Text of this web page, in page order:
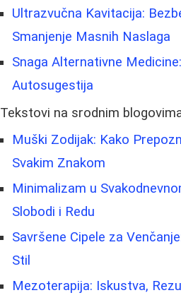
Ultrazvučna Kavitacija:
Smanjenje Masnih Naslaga
Snaga Alternativne
Autosugestija
Tekstovi na srodnim
Muški Zodijak: Kako
Svakim Znakom
Minimalizam u
Slobodi i Redu
Savršene Cipele za
Stil
Mezoterapija: Iskustva,